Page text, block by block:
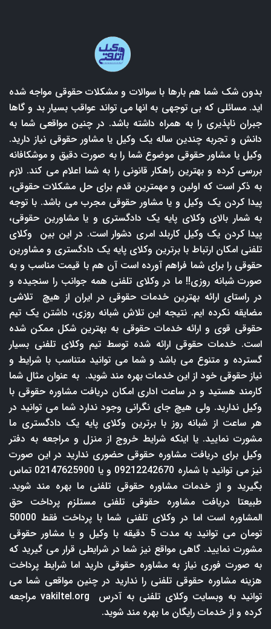
بدون شک شما هم بارها با سوالات و مشکلات حقوقی مواجه شده
اید. مسائلی که بی توجهی به انها می تواند عواقب بسیار بد و گاها
جبران ناپذیری را به همراه داشته باشد. در چنین مواقعی شما به
دانش و تجربه چندین ساله یک وکیل یا مشاور حقوقی نیاز دارید.
وکیل یا مشاور حقوقی موضوع شما را به صورت دقیق و موشکافانه
بررسی کرده و بهترین راهکار قانونی را به شما اعلام می کند. لازم
به ذکر است که اولین و مهمترین قدم برای حل مشکلات حقوقی،
پیدا کردن یک وکیل و یا مشاور حقوقی مجرب می باشد. با توجه
به شمار بالای وکلای پایه یک دادگستری و یا مشاورین حقوقی،
پیدا کردن یک وکیل کاربلد امری دشوار است. در این بین وکلای
تلفنی امکان ارتباط با برترین وکلای پایه یک دادگستری و مشاورین
حقوقی را برای شما فراهم آورده است آن هم با قیمت مناسب و به
صورت شبانه روزی!! ما در وکلای تلفنی همه جوانب را سنجیده و
در راستای ارائه بهترین خدمات حقوقی در ایران از هیچ تلاشی
مضایقه نکرده ایم. نتیجه این تلاش شبانه روزی، داشتن یک تیم
حقوقی قوی و ارائه خدمات حقوقی به بهترین شکل ممکن شده
است. خدمات حقوقی ارائه شده توسط تیم وکلای تلفنی بسیار
گسترده و متنوع می باشد و شما می توانید متناسب با شرایط و
نیاز حقوقی خود از این خدمات بهره مند شوید. به عنوان مثال شما
کارمند هستید و در ساعت اداری امکان دریافت مشاوره حقوقی با
وکیل ندارید. ولی هیچ جای نگرانی وجود ندارد شما می توانید در
هر ساعت از شبانه روز با برترین وکلای پایه یک دادگستری ما
مشورت نمایید. یا اینکه شرایط خروج از منزل و مراجعه به دفتر
وکیل برای دریافت مشاوره حقوقی حضوری ندارید در این صورت
نیز می توانید با شماره 09212242670 و یا 02147625900 تماس
بگیرید و از خدمات مشاوره حقوقی تلفنی ما بهره مند شوید.
طبیعتا دریافت مشاوره حقوقی تلفنی مستلزم پرداخت حق
المشاوره است اما در وکلای تلفنی شما با پرداخت فقط 50000
تومان می توانید به مدت 5 دقیقه با وکیل و یا مشاور حقوقی
مشورت نمایید. گاهی مواقع نیز شما در شرایطی قرار می گیرید که
به صورت فوری نیاز به مشاوره حقوقی دارید اما شرایط پرداخت
هزینه مشاوره حقوقی تلفنی را ندارید در چنین مواقعی شما می
توانید به وبسایت وکلای تلفنی به آدرس
vakiltel.org مراجعه
کرده و از خدمات رایگان ما بهره مند شوید.